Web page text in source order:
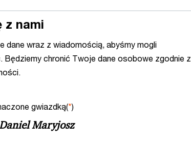
z nami
dane wraz z wiadomością, abyśmy mogli
Będziemy chronić Twoje dane osobowe zgodnie z
gwiazdką(*)
Maryjosz